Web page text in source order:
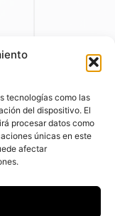
tecnologías como las
del dispositivo. El
procesar datos como
únicas en este
afectar